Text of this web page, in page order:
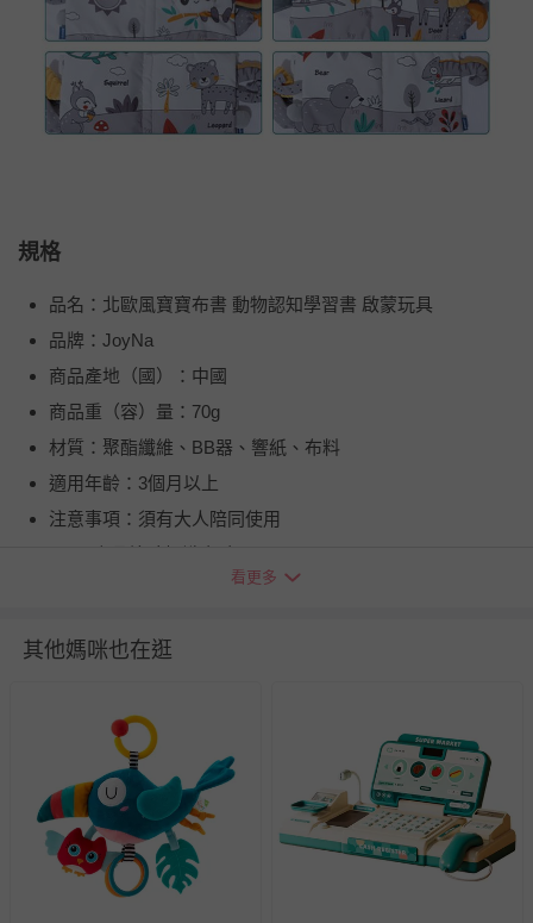
規格
品名：北歐風寶寶布書 動物認知學習書 啟蒙玩具
品牌：JoyNa
商品產地（國）：中國
商品重（容）量：70g
材質：聚酯纖維、BB器、響紙、布料
適用年齡：3個月以上
注意事項：須有大人陪同使用
洗滌/清潔建議：手洗，勿長時間浸泡
您所購買的商品享有7天的鑑賞期／猶豫期權益，但此期間
包含完整包裝、配件、說明文件及贈品等。
如需退換貨，請於收到商品7天（含例假日內提出），如為
瑕疵退換貨所產生的運費，將由媽咪愛負責處理，若非瑕疵
退貨，您可至『查詢訂單』>『已出貨』中查詢該筆訂單，
並點選『我要退貨』即可進行申請。若有相關退貨問題，請
至媽咪愛
LINE@客服ID: @mamilove
我們將依序為您處理
與服務，謝謝。
看更多
其他媽咪也在逛